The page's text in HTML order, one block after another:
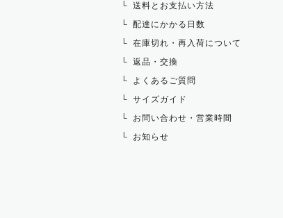
送料とお支払い方法
配達にかかる日数
在庫切れ・再入荷について
返品・交換
よくあるご質問
サイズガイド
お問い合わせ・営業時間
お知らせ